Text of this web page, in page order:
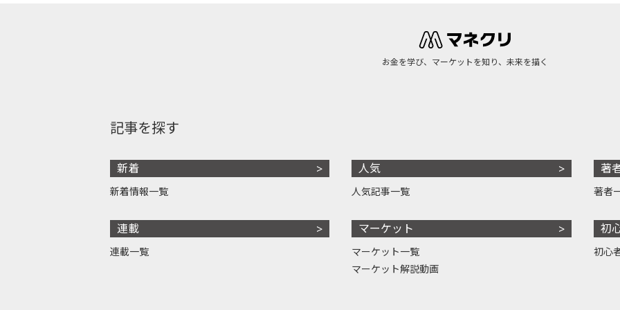
お金を学び、マーケットを知り、未来を描く
記事を探す
新着
新着情報一覧
連載
連載一覧
人気
人気記事一覧
マーケット
マーケット一覧
マーケット解説動画
著
著者
初
初心